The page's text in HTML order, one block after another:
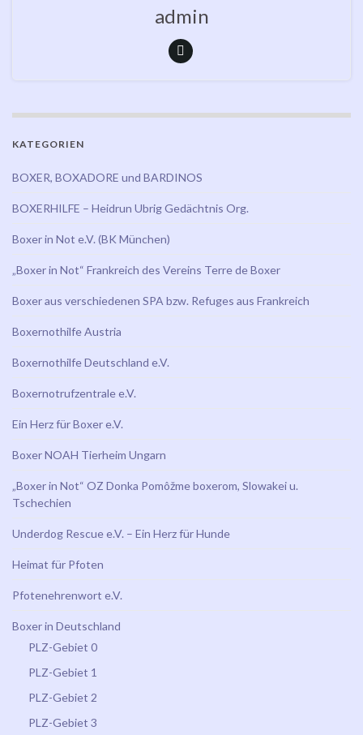
admin
KATEGORIEN
BOXER, BOXADORE und BARDINOS
BOXERHILFE – Heidrun Ubrig Gedächtnis Org.
Boxer in Not e.V. (BK München)
„Boxer in Not“ Frankreich des Vereins Terre de Boxer
Boxer aus verschiedenen SPA bzw. Refuges aus Frankreich
Boxernothilfe Austria
Boxernothilfe Deutschland e.V.
Boxernotrufzentrale e.V.
Ein Herz für Boxer e.V.
Boxer NOAH Tierheim Ungarn
„Boxer in Not“ OZ Donka Pomôžme boxerom, Slowakei u.
Tschechien
Underdog Rescue e.V. – Ein Herz für Hunde
Heimat für Pfoten
Pfotenehrenwort e.V.
Boxer in Deutschland
PLZ-Gebiet 0
PLZ-Gebiet 1
PLZ-Gebiet 2
PLZ-Gebiet 3